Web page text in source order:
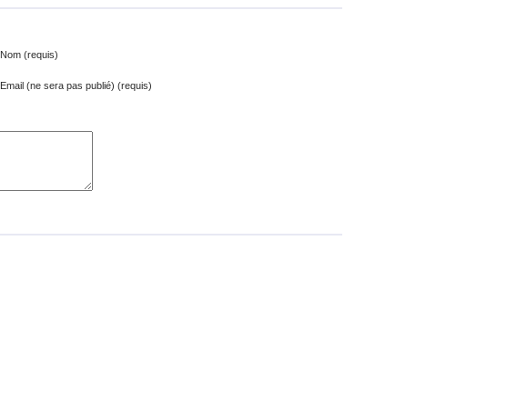
Nom (requis)
Email (ne sera pas publié) (requis)